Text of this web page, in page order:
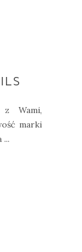
Wami,
marki